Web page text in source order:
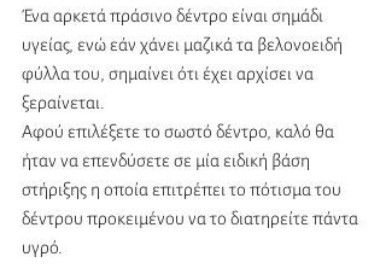
Ένα αρκετά πράσινο δέντρο είναι σημάδι
υγείας, ενώ εάν χάνει μαζικά τα βελονοειδή
φύλλα του, σημαίνει ότι έχει αρχίσει να
ξεραίνεται.
Αφού επιλέξετε το σωστό δέντρο, καλό θα
ήταν να επενδύσετε σε μία ειδική βάση
στήριξης η οποία επιτρέπει το πότισμα του
δέντρου προκειμένου να το διατηρείτε πάντα
υγρό.